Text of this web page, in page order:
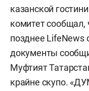
казанской
комитет
позднее LifeNews
документы
Муфтият
крайне скупо.